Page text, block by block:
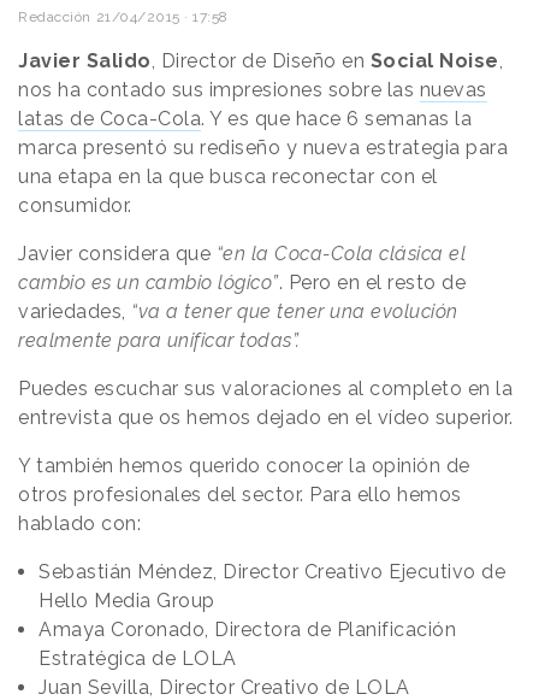
Redacción 21/04/2015 · 17:58
Javier Salido , Director de Diseño en Social Noise
nos ha contado sus impresiones sobre las nuevas
latas de Coca-Cola. Y es que hace 6 semanas la
marca presentó su rediseño y nueva estrategia para
una etapa en la que busca reconectar con el
consumidor.
Javier considera que “en la Coca-Cola clásica el
cambio es un cambio lógico”. Pero en el resto de
variedades, “va a tener que tener una evolución
realmente para unificar todas”.
Puedes escuchar sus valoraciones al completo en la
entrevista que os hemos dejado en el vídeo superior.
Y también hemos querido conocer la opinión de
otros profesionales del sector. Para ello hemos
hablado con:
Sebastián Méndez, Director Creativo Ejecutivo de
Hello Media Group
Amaya Coronado, Directora de Planificación
Estratégica de LOLA
Juan Sevilla, Director Creativo de LOLA